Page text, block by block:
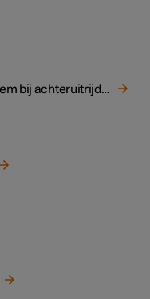
Waarschuwing en automatische rem bij achteruitrijden